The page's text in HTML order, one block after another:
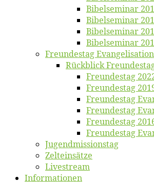
Bi­bel­se­mi­nar
Bi­bel­se­mi­nar
Bibelsemi­nar
Bibelsemi­nar
Freun­des­tag Evangelisation
Rück­blick
Freun­des­tag
Freun­des­tag
Freun­des­tag
Freun­des­tag
Freun­des­tag
Freun­des­tag
Jugend­mis­sions­tag
Zelt­ein­sät­ze
Live­stream
Informatio­nen